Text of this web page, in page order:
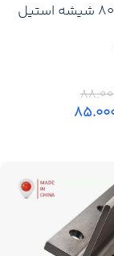
درب کابین 80 شیشه استیل